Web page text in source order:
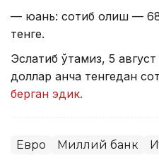
— юань: сотиб олиш —
тенге.
Эслатиб ўтамиз, 5
доллар қанча тенгедан
берган эдик.
Евро Миллий банк